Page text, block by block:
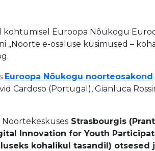
kohtumisel Euroopa Nõukogu
„Noorte e-osaluse küsimused –
Euroopa Nõukogu noorteosakond
Cardoso (Portugal), Gianluca
Strasbourgis
Innovation for Youth
kohalikul tasandil) otsesed